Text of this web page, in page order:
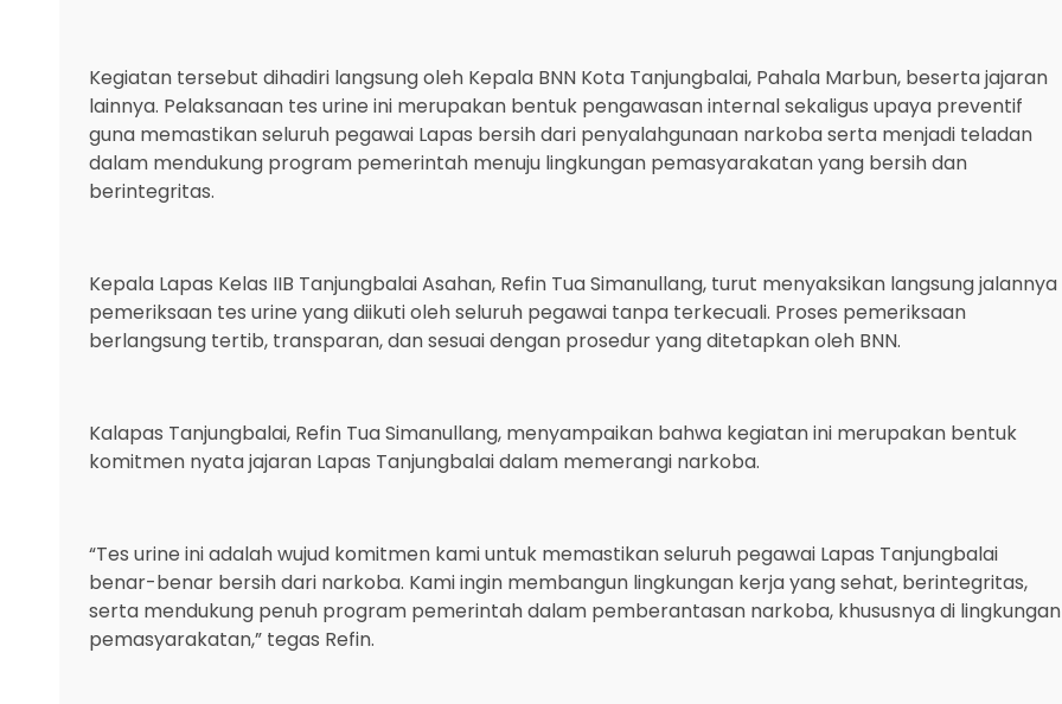
‎Kegiatan tersebut dihadiri langsung oleh Kepala BNN Kota Tanjungbalai, Pahala Marbun, beserta jajaran
lainnya. Pelaksanaan tes urine ini merupakan bentuk pengawasan internal sekaligus upaya preventif
guna memastikan seluruh pegawai Lapas bersih dari penyalahgunaan narkoba serta menjadi teladan
dalam mendukung program pemerintah menuju lingkungan pemasyarakatan yang bersih dan
berintegritas.
‎Kepala Lapas Kelas IIB Tanjungbalai Asahan, Refin Tua Simanullang, turut menyaksikan langsung jalannya
pemeriksaan tes urine yang diikuti oleh seluruh pegawai tanpa terkecuali. Proses pemeriksaan
berlangsung tertib, transparan, dan sesuai dengan prosedur yang ditetapkan oleh BNN.
‎Kalapas Tanjungbalai, Refin Tua Simanullang, menyampaikan bahwa kegiatan ini merupakan bentuk
komitmen nyata jajaran Lapas Tanjungbalai dalam memerangi narkoba.
‎“Tes urine ini adalah wujud komitmen kami untuk memastikan seluruh pegawai Lapas Tanjungbalai
benar-benar bersih dari narkoba. Kami ingin membangun lingkungan kerja yang sehat, berintegritas,
serta mendukung penuh program pemerintah dalam pemberantasan narkoba, khususnya di lingkungan
pemasyarakatan,” tegas Refin.